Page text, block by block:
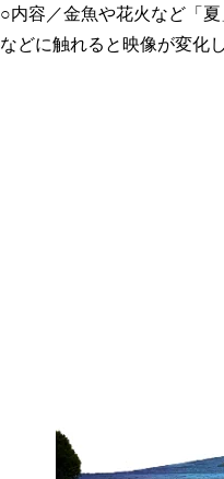
○内容／金魚や花火など「
などに触れると映像が変化